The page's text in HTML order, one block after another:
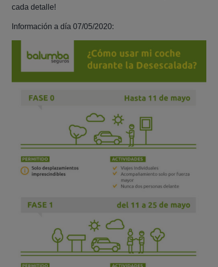
cada detalle!
Información a día 07/05/2020: